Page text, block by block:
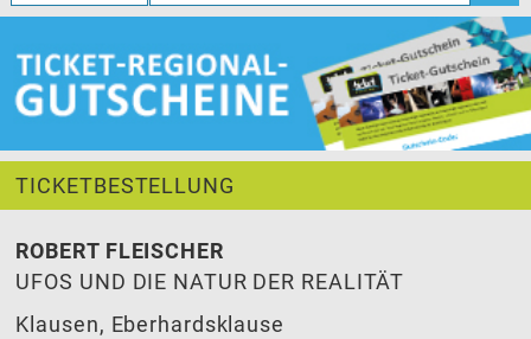
TICKETBESTELLUNG
ROBERT FLEISCHER
UFOS UND DIE NATUR DER REALITÄT
Klausen, Eberhardsklause